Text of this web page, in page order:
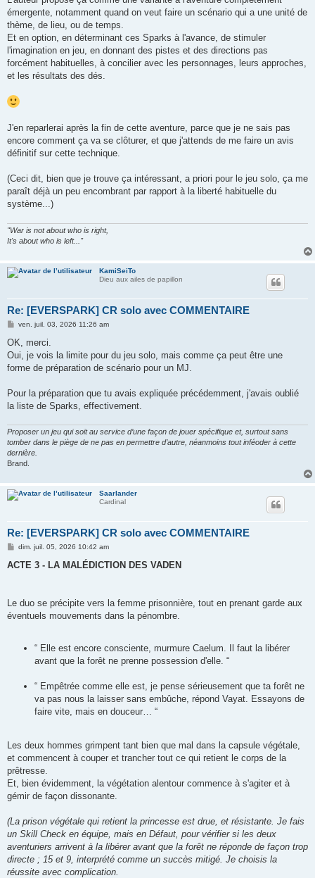
émergente, notamment quand on veut faire un scénario qui a une unité de
thème, de lieu, ou de temps.
Et en option, en déterminant ces Sparks à l'avance, de stimuler
l'imagination en jeu, en donnant des pistes et des directions pas
forcément habituelles, à concilier avec les personnages, leurs approches,
et les résultats des dés.
J'en reparlerai après la fin de cette aventure, parce que je ne sais pas
encore comment ça va se clôturer, et que j'attends de me faire un avis
définitif sur cette technique.
(Ceci dit, bien que je trouve ça intéressant, a priori pour le jeu solo, ça me
paraît déjà un peu encombrant par rapport à la liberté habituelle du
système...)
"War is not about who is right,
It's about who is left..."
KamiSeiTo
Dieu aux ailes de papillon
Re: [EVERSPARK] CR solo avec COMMENTAIRE
M
s
a
g
ven. juil. 03, 2026 11:26 am
OK, merci.
Oui, je vois la limite pour du jeu solo, mais comme ça peut être une
forme de préparation de scénario pour un MJ.
Pour la préparation que tu avais expliquée précédemment, j'avais oublié
la liste de Sparks, effectivement.
Proposer un jeu qui soit au service d’une façon de jouer spécifique et, surtout sans
tomber dans le piège de ne pas en permettre d’autre, néanmoins tout inféoder à cette
dernière.
Brand.
Saarlander
Cardinal
Re: [EVERSPARK] CR solo avec COMMENTAIRE
M
s
dim. juil. 05, 2026 10:42 am
ACTE 3 - LA MALÉDICTION DES VADEN
Le duo se précipite vers la femme prisonnière, tout en prenant garde aux
éventuels mouvements dans la pénombre.
“ Elle est encore consciente, murmure Caelum. Il faut la libérer
avant que la forêt ne prenne possession d'elle. “
“ Empêtrée comme elle est, je pense sérieusement que ta forêt ne
va pas nous la laisser sans embûche, répond Vayat. Essayons de
faire vite, mais en douceur… “
Les deux hommes grimpent tant bien que mal dans la capsule végétale,
et commencent à couper et trancher tout ce qui retient le corps de la
prêtresse.
Et, bien évidemment, la végétation alentour commence à s'agiter et à
gémir de façon dissonante.
(La prison végétale qui retient la princesse est drue, et résistante. Je fais
un Skill Check en équipe, mais en Défaut, pour vérifier si les deux
aventuriers arrivent à la libérer avant que la forêt ne réponde de façon trop
directe ; 15 et 9, interprété comme un succès mitigé. Je choisis la
réussite avec complication.